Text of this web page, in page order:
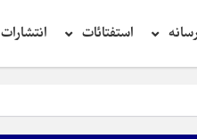
استفتائات انتشارات